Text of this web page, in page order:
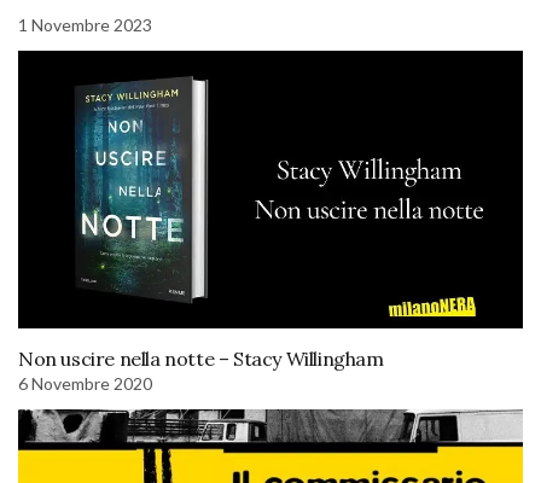
1 Novembre 2023
Non uscire nella notte – Stacy Willingham
6 Novembre 2020